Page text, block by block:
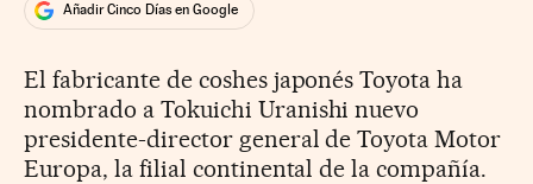
Añadir Cinco Días en Google
El fabricante de coshes japonés Toyota ha
nombrado a Tokuichi Uranishi nuevo
presidente-director general de Toyota Motor
Europa, la filial continental de la compañía.